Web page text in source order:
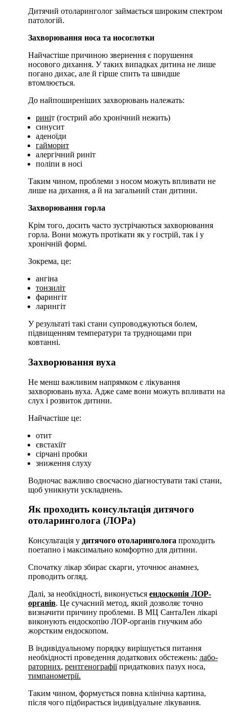
Дитячий отоларинголог займається широким спектром
патологій.
Захворювання носа та носоглотки
Найчастіше причиною звернення є порушення
носового дихання. У таких випадках дитина не лише
погано дихає, але й гірше спить та швидше
втомлюється.
До найпоширеніших захворювань належать:
риніт (гострий або хронічний нежить)
синусит
аденоїди
гайморит
алергічний риніт
поліпи в носі
Таким чином, проблеми з носом можуть впливати не
лише на дихання, а й на загальний стан дитини.
Захворювання горла
Крім того, досить часто зустрічаються захворювання
горла. Вони можуть протікати як у гострій, так і у
хронічній формі.
Зокрема, це:
ангіна
тонзиліт
фарингіт
ларингіт
У результаті такі стани супроводжуються болем,
підвищенням температури та труднощами при
ковтанні.
Захворювання вуха
Не менш важливим напрямком є лікування
захворювань вуха. Адже саме вони можуть впливати на
слух і розвиток дитини.
Найчастіше це:
отит
євстахіїт
сірчані пробки
зниження слуху
Водночас важливо своєчасно діагностувати такі стани,
щоб уникнути ускладнень.
Як проходить консультація дитячого
отоларинголога (ЛОРа)
Консультація у дитячого отоларинголога проходить
поетапно і максимально комфортно для дитини.
Спочатку лікар збирає скарги, уточнює анамнез,
проводить огляд.
Далі, за необхідності, виконується ендоскопія ЛОР-
органів. Це сучасний метод, який дозволяє точно
визначити причину проблеми. В МЦ СантаЛен лікарі
виконують ендоскопію ЛОР-органів гнучким або
жорстким ендоскопом.
В індивіду­аль­но­му по­ряд­ку вирішується пи­тан­ня
необхідності про­ве­ден­ня до­дат­ко­вих об­сте­жень: ла­бо­
ра­тор­них, рент­ге­но­графіїпри­дат­ко­вих па­зух но­са,
тимпанометрії.
Таким чином, формується повна клінічна картина,
після чого підбирається індивідуальне лікування.